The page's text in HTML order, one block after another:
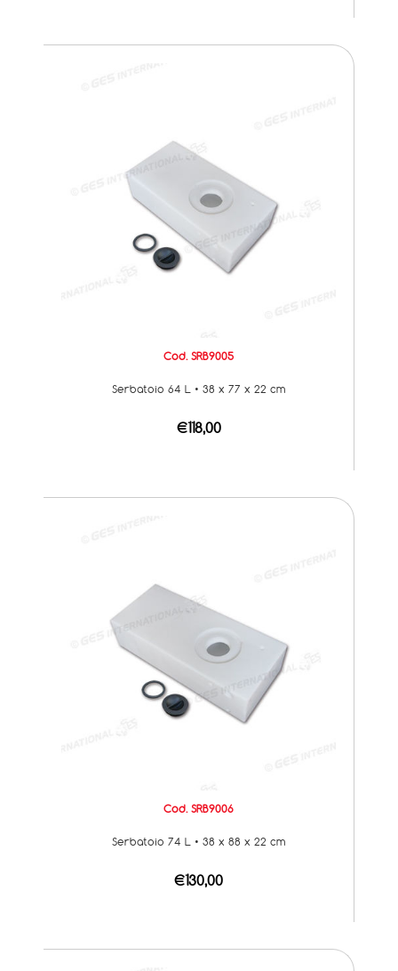
Cod. SRB9005
Serbatoio 64 L • 38 x 77 x 22 cm
€118,00
Cod. SRB9006
Serbatoio 74 L • 38 x 88 x 22 cm
€130,00